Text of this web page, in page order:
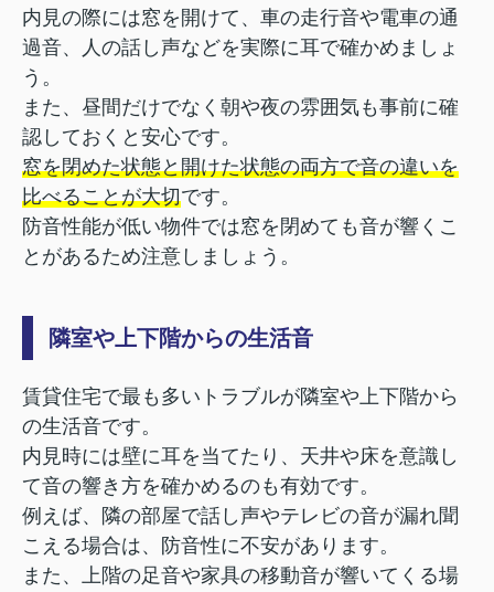
内見の際には窓を開けて、車の走行音や電車の通
過音、人の話し声などを実際に耳で確かめましょ
う。
また、昼間だけでなく朝や夜の雰囲気も事前に確
認しておくと安心です。
窓を閉めた状態と開けた状態の両方で音の違いを
比べることが大切です。
防音性能が低い物件では窓を閉めても音が響くこ
とがあるため注意しましょう。
隣室や上下階からの生活音
賃貸住宅で最も多いトラブルが隣室や上下階から
の生活音です。
内見時には壁に耳を当てたり、天井や床を意識し
て音の響き方を確かめるのも有効です。
例えば、隣の部屋で話し声やテレビの音が漏れ聞
こえる場合は、防音性に不安があります。
また、上階の足音や家具の移動音が響いてくる場